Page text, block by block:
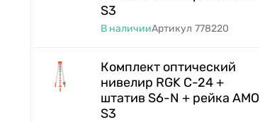
S3
В наличииАртикул 778220
Комплект оптический
нивелир RGK C-24 +
штатив S6-N + рейка AMO
S3